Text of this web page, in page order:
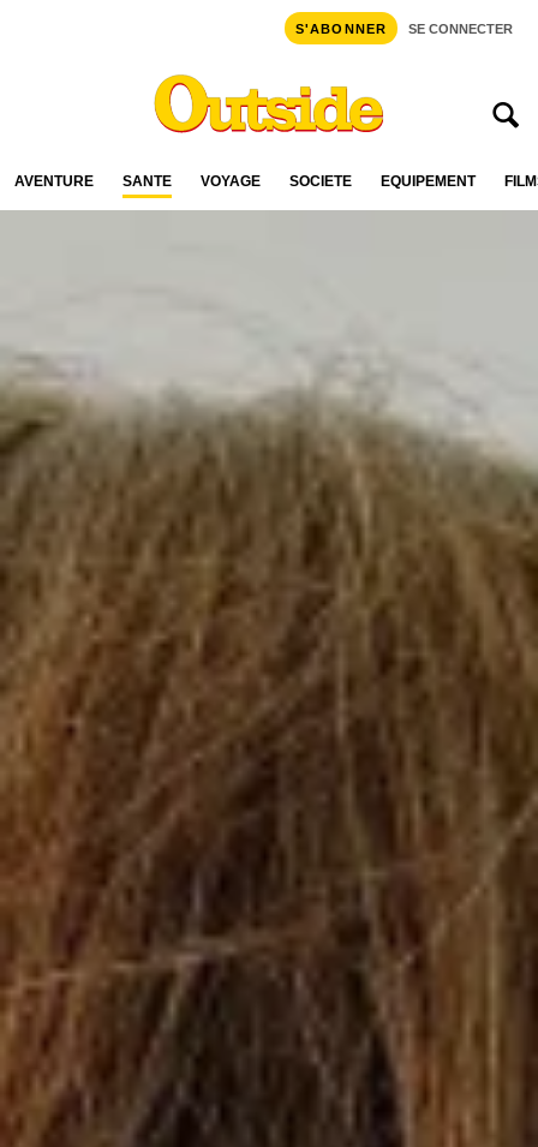
S'ABONNER SE CONNECTER
AVENTURE SANTÉ VOYAGE SOCIÉTÉ ÉQUIPEMENT